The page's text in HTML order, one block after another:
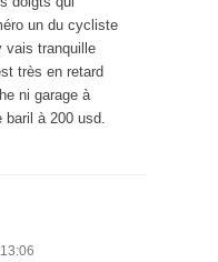
un du cycliste
vais tranquille
très en retard
ni garage à
baril à 200 usd.